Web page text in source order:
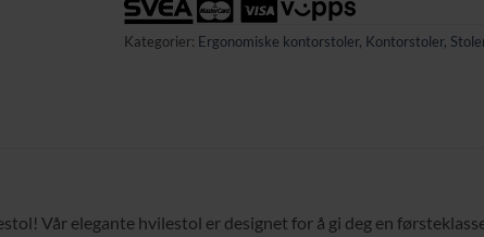
Kategorier: Ergonomiske kontorstoler, Kontorstoler,
Vår elegante hvilestol er designet for å gi deg en